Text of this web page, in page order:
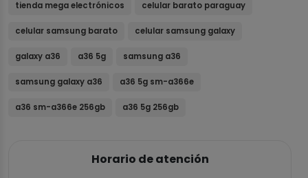
tienda mega electrónicos celular barato paraguay
celular samsung barato celular samsung galaxy
galaxy a36 a36 5g samsung a36
samsung galaxy a36 a36 5g sm-a366e
a36 sm-a366e 256gb a36 5g 256gb
Horario de atención